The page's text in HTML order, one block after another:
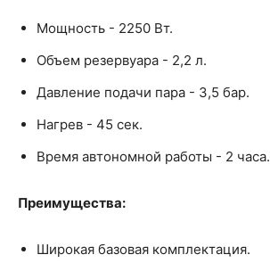
Мощность - 2250 Вт.
Объем резервуара - 2,2 л.
Давление подачи пара - 3,5 бар.
Нагрев - 45 сек.
Время автономной работы - 2 часа.
Преимущества:
Широкая базовая комплектация.